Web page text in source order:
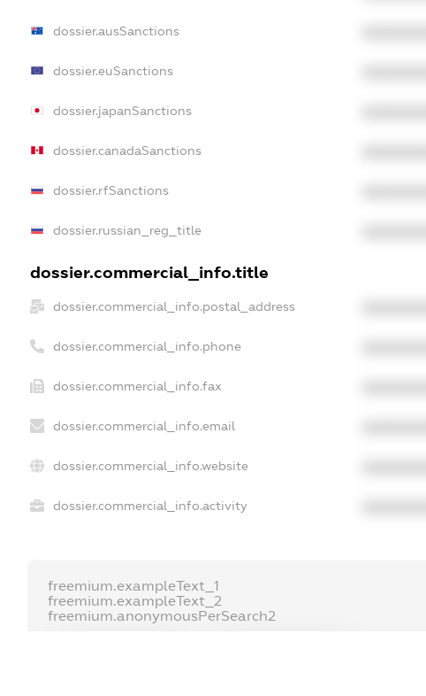
dossier.ausSanctions
dossier.euSanctions
dossier.japanSanctions
dossier.canadaSanctions
dossier.rfSanctions
dossier.russian_reg_title
dossier.commercial_info.title
dossier.commercial_info.postal_address
dossier.commercial_info.phone
dossier.commercial_info.fax
dossier.commercial_info.email
dossier.commercial_info.website
dossier.commercial_info.activity
freemium.exampleText_1
freemium.exampleText_2
freemium.anonymousPerSearch2